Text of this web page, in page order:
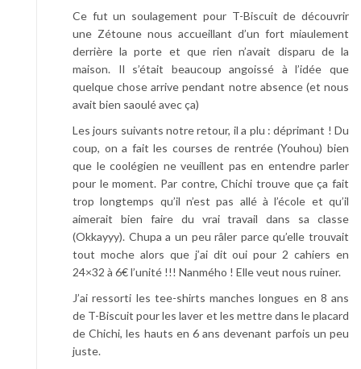
Ce fut un soulagement pour T-Biscuit de découvrir
une Zétoune nous accueillant d’un fort miaulement
derrière la porte et que rien n’avait disparu de la
maison. Il s’était beaucoup angoissé à l’idée que
quelque chose arrive pendant notre absence (et nous
avait bien saoulé avec ça)
Les jours suivants notre retour, il a plu : déprimant ! Du
coup, on a fait les courses de rentrée (Youhou) bien
que le coolégien ne veuillent pas en entendre parler
pour le moment. Par contre, Chichi trouve que ça fait
trop longtemps qu’il n’est pas allé à l’école et qu’il
aimerait bien faire du vrai travail dans sa classe
(Okkayyy). Chupa a un peu râler parce qu’elle trouvait
tout moche alors que j’ai dit oui pour 2 cahiers en
24×32 à 6€ l’unité !!! Nanmého ! Elle veut nous ruiner.
J’ai ressorti les tee-shirts manches longues en 8 ans
de T-Biscuit pour les laver et les mettre dans le placard
de Chichi, les hauts en 6 ans devenant parfois un peu
juste.